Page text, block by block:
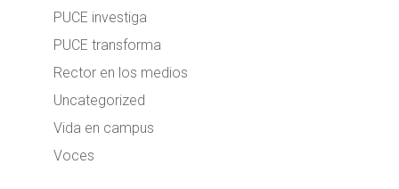
PUCE investiga
PUCE transforma
Rector en los medios
Uncategorized
Vida en campus
Voces